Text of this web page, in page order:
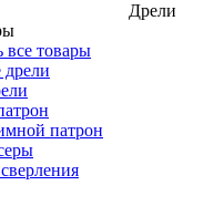
Дрели
все товары
дрели
патрон